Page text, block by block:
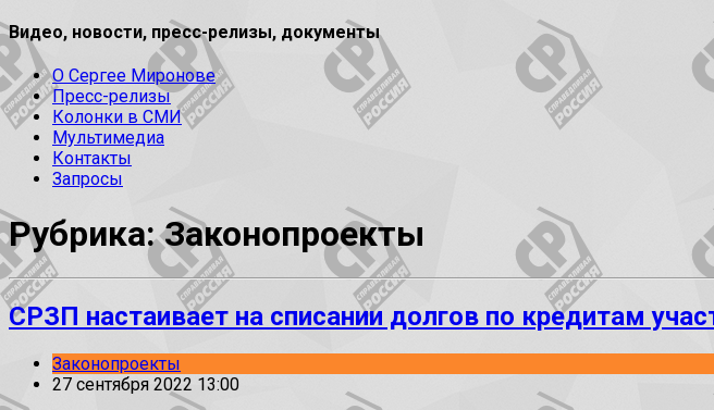
Видео, новости, пресс-релизы, документы
О Сергее Миронове
Пресс-релизы
Колонки в СМИ
Мультимедиа
Контакты
Запросы
Рубрика: Законопроекты
СРЗП настаивает на списании долгов по кредитам
Законопроекты
27 сентября 2022 13:00